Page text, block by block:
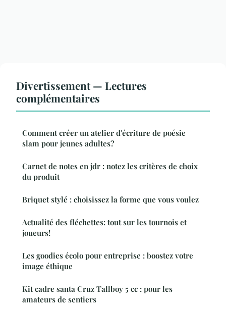
Divertissement — Lectures
complémentaires
Comment créer un atelier d'écriture de poésie
slam pour jeunes adultes?
Carnet de notes en jdr : notez les critères de choix
du produit
Briquet stylé : choisissez la forme que vous voulez
Actualité des fléchettes: tout sur les tournois et
joueurs!
Les goodies écolo pour entreprise : boostez votre
image éthique
Kit cadre santa Cruz Tallboy 5 cc : pour les
amateurs de sentiers